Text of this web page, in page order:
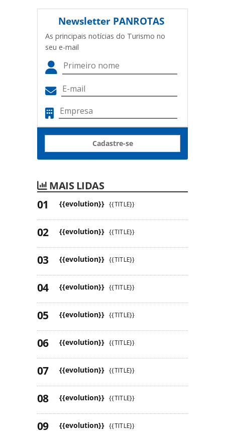
Newsletter PANROTAS
As principais notícias do Turismo no
seu e-mail
Cadastre-se
MAIS LIDAS
{{evolution}} {{TITLE}}
{{evolution}} {{TITLE}}
{{evolution}} {{TITLE}}
{{evolution}} {{TITLE}}
{{evolution}} {{TITLE}}
{{evolution}} {{TITLE}}
{{evolution}} {{TITLE}}
{{evolution}} {{TITLE}}
{{evolution}} {{TITLE}}